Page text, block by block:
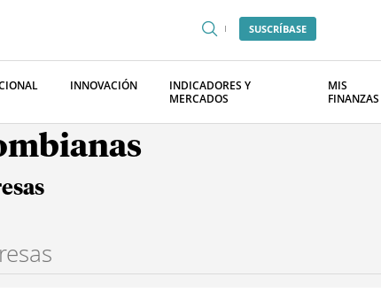
SUSCRÍBASE
INNOVACIÓN
INDICADORES Y
MERCADOS
MIS
FINANZAS